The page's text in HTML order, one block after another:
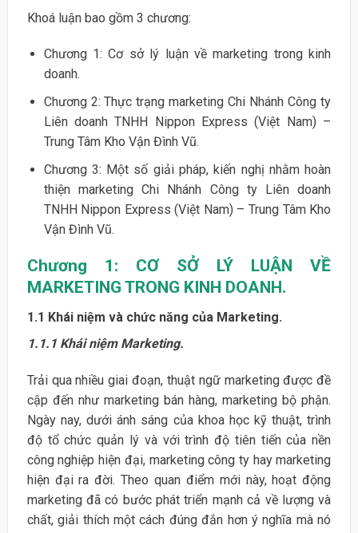
Khoá luận bao gồm 3 chương:
Chương 1: Cơ sở lý luận về marketing trong kinh
doanh.
Chương 2: Thực trạng marketing Chi Nhánh Công ty
Liên doanh TNHH Nippon Express (Việt Nam) –
Trung Tâm Kho Vận Đình Vũ.
Chương 3: Một số giải pháp, kiến nghị nhằm hoàn
thiện marketing Chi Nhánh Công ty Liên doanh
TNHH Nippon Express (Việt Nam) – Trung Tâm Kho
Vận Đình Vũ.
Chương 1: CƠ SỞ LÝ LUẬN VỀ
MARKETING TRONG KINH DOANH.
1.1 Khái niệm và chức năng của Marketing.
1.1.1 Khái niệm Marketing.
Trải qua nhiều giai đoạn, thuật ngữ marketing được đề
cập đến như marketing bán hàng, marketing bộ phận.
Ngày nay, dưới ánh sáng của khoa học kỹ thuật, trình
độ tổ chức quản lý và với trình độ tiên tiến của nền
công nghiệp hiện đại, marketing công ty hay marketing
hiện đại ra đời. Theo quan điểm mới này, hoạt động
marketing đã có bước phát triển mạnh cả về lượng và
chất, giải thích một cách đúng đắn hơn ý nghĩa mà nó